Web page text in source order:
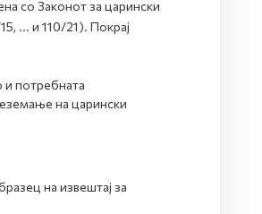
со Законот за царински
... и 110/21). Покрај
и потребната
на царински
на извештај за